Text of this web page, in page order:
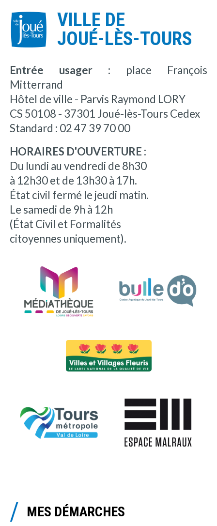
VILLE DE
JOUÉ-LÈS-TOURS
Entrée usager : place François
Mitterrand
Hôtel de ville - Parvis Raymond LORY
CS 50108 - 37301 Joué-lès-Tours Cedex
Standard : 02 47 39 70 00
HORAIRES D'OUVERTURE :
Du lundi au vendredi de 8h30
à 12h30 et de 13h30 à 17h.
État civil fermé le jeudi matin.
Le samedi de 9h à 12h
(État Civil et Formalités
citoyennes uniquement).
MES DÉMARCHES